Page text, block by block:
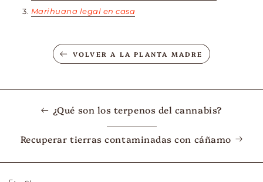
Marihuana legal en casa
VOLVER A LA PLANTA MADRE
¿Qué son los terpenos del cannabis?
Recuperar tierras contaminadas con cáñamo